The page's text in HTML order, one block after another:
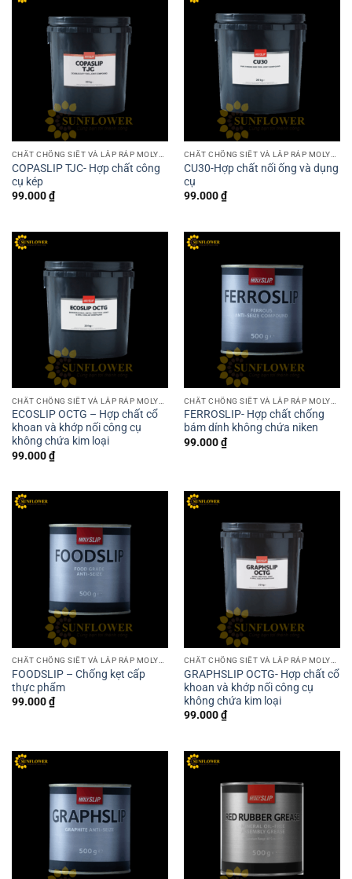
COPASLIP TJC- Hợp chất công
cụ kép
99.000₫
CU30-Hợp chất nối ống và dụng
cụ
99.000₫
ECOSLIP OCTG – Hợp chất cổ
khoan và khớp nối công cụ
không chứa kim loại
99.000₫
FERROSLIP- Hợp chất chống
bám dính không chứa niken
99.000₫
CHẤT CHỐNG SIẾT VÀ LẮP RÁP MOLYSLIP
FOODSLIP – Chống kẹt cấp
thực phẩm
99.000₫
CHẤT CHỐNG SIẾT VÀ LẮP RÁP MOLYSLIP
GRAPHSLIP OCTG- Hợp chất cổ
khoan và khớp nối công cụ
không chứa kim loại
99.000₫